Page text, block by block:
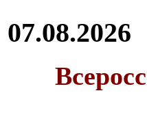
07.08.2026